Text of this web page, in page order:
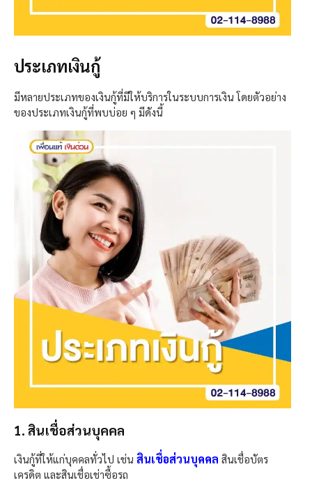
ประเภทเงินกู้
มีหลายประเภทของเงินกู้ที่มีให้บริการในระบบการเงิน โดยตัวอย่าง
ของประเภทเงินกู้ที่พบบ่อย ๆ มีดังนี้
1. สินเชื่อส่วนบุคคล
เงินกู้ที่ให้แก่บุคคลทั่วไป เช่น สินเชื่อส่วนบุคคล สินเชื่อบัตร
เครดิต และสินเชื่อเช่าซื้อรถ